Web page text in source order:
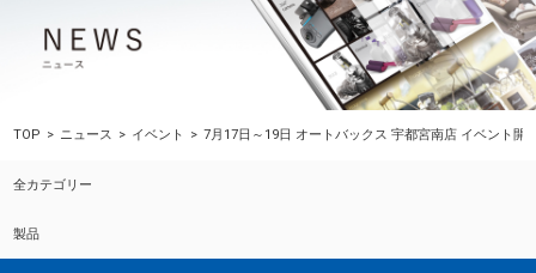
TOP ニュース イベント 7月17日～19日 オートバックス 宇都宮南店 イベント開
全カテゴリー
製品